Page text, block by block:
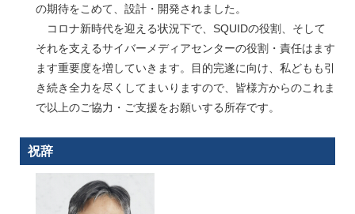
の期待をこめて、設計・開発されました。
コロナ新時代を迎える状況下で、SQUIDの役割、そして
それを支えるサイバーメディアセンターの役割・責任はます
ます重要度を増していきます。目的完遂に向け、私どもも引
き続き全力を尽くしてまいりますので、皆様方からのこれま
で以上のご協力・ご支援をお願いする所存です。
祝辞